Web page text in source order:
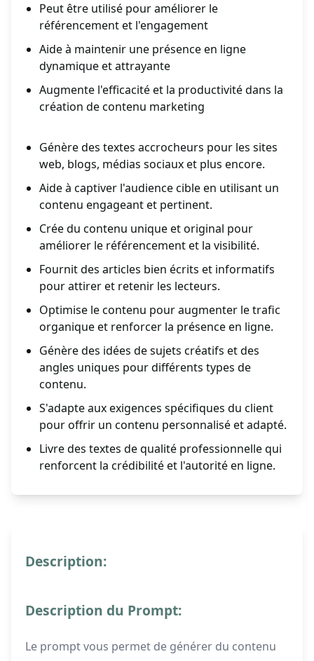
Peut être utilisé pour améliorer le
référencement et l'engagement
Aide à maintenir une présence en ligne
dynamique et attrayante
Augmente l'efficacité et la productivité dans la
création de contenu marketing
Génère des textes accrocheurs pour les sites
web, blogs, médias sociaux et plus encore.
Aide à captiver l'audience cible en utilisant un
contenu engageant et pertinent.
Crée du contenu unique et original pour
améliorer le référencement et la visibilité.
Fournit des articles bien écrits et informatifs
pour attirer et retenir les lecteurs.
Optimise le contenu pour augmenter le trafic
organique et renforcer la présence en ligne.
Génère des idées de sujets créatifs et des
angles uniques pour différents types de
contenu.
S'adapte aux exigences spécifiques du client
pour offrir un contenu personnalisé et adapté.
Livre des textes de qualité professionnelle qui
renforcent la crédibilité et l'autorité en ligne.
Description:
Description du Prompt:
Le prompt vous permet de générer du contenu